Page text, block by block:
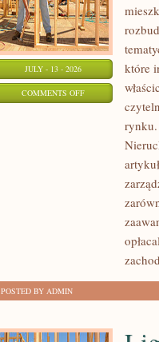
JULY - 13 - 2026
COMMENTS OFFON
NIERUCHOMOŚCI
które
rynku.
POSTED BY ADMIN